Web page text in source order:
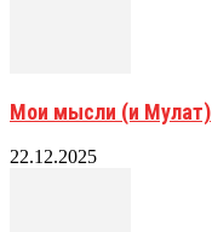
Мои мысли (и Мулат)
22.12.2025